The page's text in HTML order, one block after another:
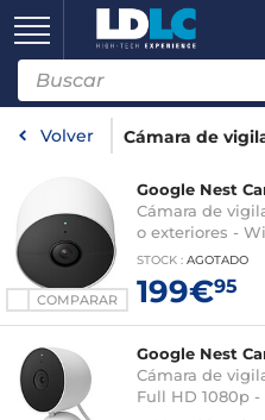
Volver Cámara de
COMPARAR
Google Nest
Cámara de
o exteriores -
nocturna -
de 130° -
STOCK : AGOTADO
199€95
Google Nest
Cámara de
Full HD 1080p